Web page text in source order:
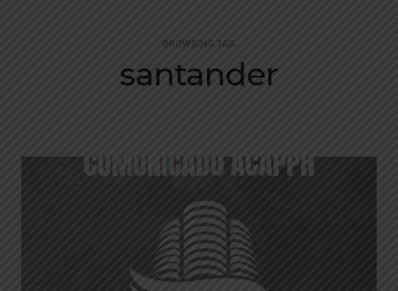
BROWSING TAG
santander